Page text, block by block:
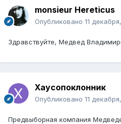
monsieur Hereticus
Опубликовано 11
Здравствуйте, Медвед
Хаусопоклонник
Опубликовано 11
Предвыборная компания